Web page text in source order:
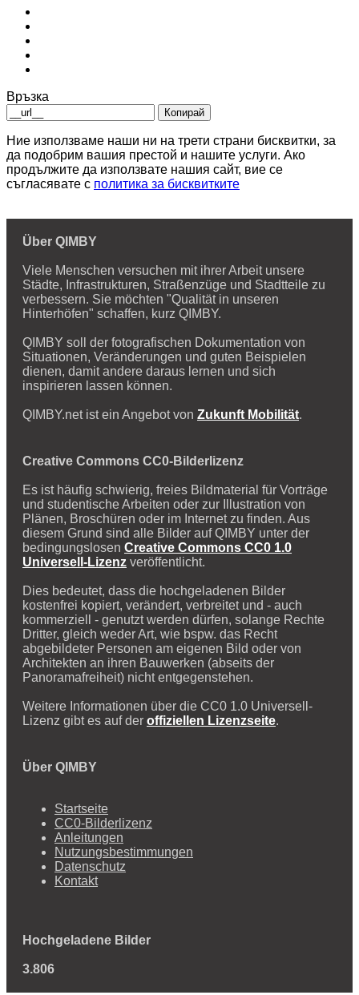
Връзка
Копирай
Ние използваме наши ни на трети страни бисквитки, за
да подобрим вашия престой и нашите услуги. Ако
продължите да използвате нашия сайт, вие се
съгласявате с политика за бисквитките
Über QIMBY
Viele Menschen versuchen mit ihrer Arbeit unsere
Städte, Infrastrukturen, Straßenzüge und Stadtteile zu
verbessern. Sie möchten "Qualität in unseren
Hinterhöfen" schaffen, kurz QIMBY.
QIMBY soll der fotografischen Dokumentation von
Situationen, Veränderungen und guten Beispielen
dienen, damit andere daraus lernen und sich
inspirieren lassen können.
QIMBY.net ist ein Angebot von Zukunft Mobilität.
Creative Commons CC0-Bilderlizenz
Es ist häufig schwierig, freies Bildmaterial für Vorträge
und studentische Arbeiten oder zur Illustration von
Plänen, Broschüren oder im Internet zu finden. Aus
diesem Grund sind alle Bilder auf QIMBY unter der
bedingungslosen Creative Commons CC0 1.0
Universell-Lizenz veröffentlicht.
Dies bedeutet, dass die hochgeladenen Bilder
kostenfrei kopiert, verändert, verbreitet und - auch
kommerziell - genutzt werden dürfen, solange Rechte
Dritter, gleich weder Art, wie bspw. das Recht
abgebildeter Personen am eigenen Bild oder von
Architekten an ihren Bauwerken (abseits der
Panoramafreiheit) nicht entgegenstehen.
Weitere Informationen über die CC0 1.0 Universell-
Lizenz gibt es auf der offiziellen Lizenzseite.
Über QIMBY
Startseite
CC0-Bilderlizenz
Anleitungen
Nutzungsbestimmungen
Datenschutz
Kontakt
Hochgeladene Bilder
3.806